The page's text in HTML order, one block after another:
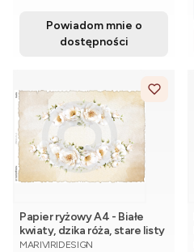
Powiadom mnie o
dostępności
Papier ryżowy A4 - Białe
kwiaty, dzika róża, stare listy
| ©mariviriDesign
PRODUCENT
MARIVIRIDESIGN